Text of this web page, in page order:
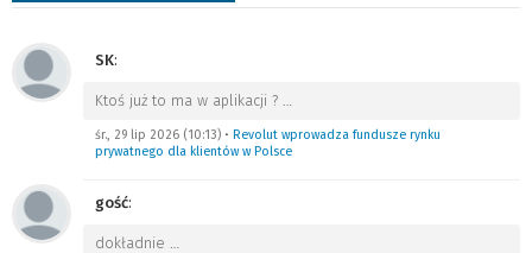
SK:
Ktoś już to ma w aplikacji ? …
śr., 29 lip 2026 (10:13) • Revolut wprowadza fundusze rynku
prywatnego dla klientów w Polsce
gość:
dokładnie …